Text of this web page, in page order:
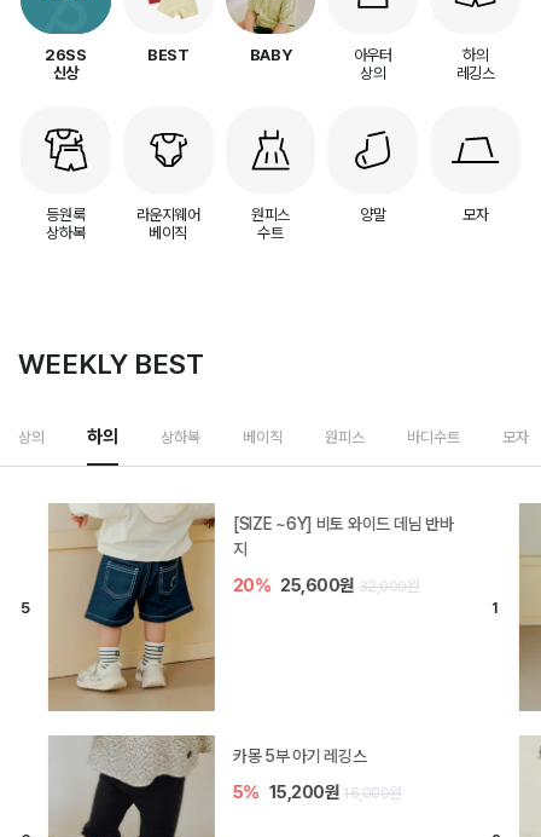
26SS
신상
BEST BABY
아우터
상의
하의
레깅스
등원룩
상하복
라운지웨어
베이직
원피스
수트
양말 모자
WEEKLY BEST
상의 하의 상하복 베이직 원피스 바디수트 모자
밀라 아기 셋업
20%
브렌 아기 블라우스 세트
10% 36,900원 41,000원